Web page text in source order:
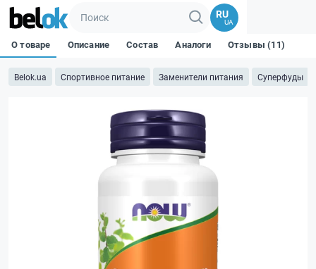
RU
UA
Belok.ua Спортивное питание Заменители питания Суперфуды
О товаре Описание Состав Аналоги Отзывы (11)